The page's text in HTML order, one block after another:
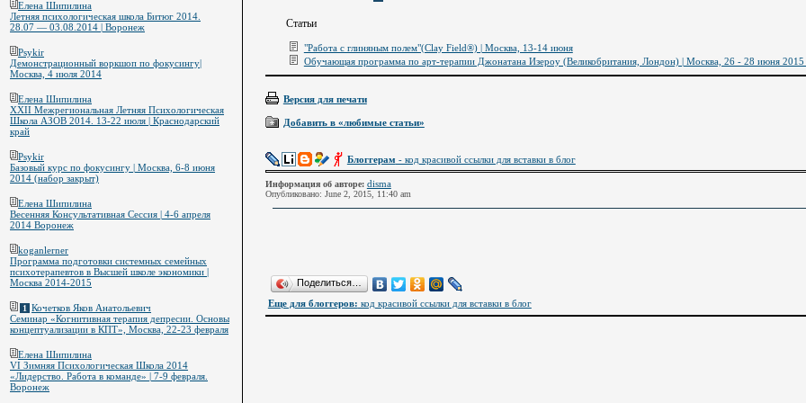
Статьи
"Работа с глиняным полем"(Clay Field®) | Москва, 13-14 июня
Обучающая программа по арт-терапии Джонатана Изероу (Великобритания, Лондон) | Москва, 26 - 28 июня 2015
Версия для печати
Добавить в «любимые статьи»
Блоггерам - код красивой ссылки для вставки в блог
Информация об авторе: disma
Опубликовано: June 2, 2015, 11:40 am
Поделиться…
Еще для блоггеров: код красивой ссылки для вставки в блог
Елена Шипилина
Летняя психологическая школа Битюг 2014.
28.07 — 03.08.2014 | Воронеж
Psykir
Демонстрационный воркшоп по фокусингу|
Москва, 4 июля 2014
Елена Шипилина
XXII Межрегиональная Летняя Психологическая
Школа АЗОВ 2014. 13-22 июля | Краснодарский
край
Psykir
Базовый курс по фокусингу | Москва, 6-8 июня
2014 (набор закрыт)
Елена Шипилина
Весенняя Консультативная Сессия | 4-6 апреля
2014 Воронеж
koganlerner
Программа подготовки системных семейных
психотерапевтов в Высшей школе экономики |
Москва 2014-2015
1 Кочетков Яков Анатольевич
Семинар «Когнитивная терапия депресии. Основы
концептуализации в КПТ», Москва, 22-23 февраля
Елена Шипилина
VI Зимняя Психологическая Школа 2014
«Лидерство. Работа в команде» | 7-9 февраля.
Воронеж